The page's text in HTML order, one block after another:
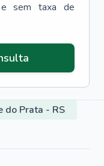
e sem taxa de
do Prata - RS